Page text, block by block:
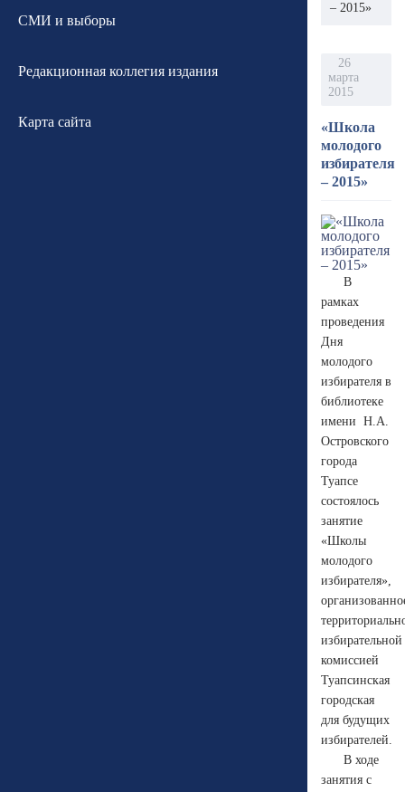
СМИ и выборы
Редакционная коллегия издания
Карта сайта
– 2015»
26
марта
2015
«Школа
молодого
избирателя
– 2015»
В
рамках
проведения
Дня
молодого
избирателя в
библиотеке
имени Н.А.
Островского
города
Туапсе
состоялось
занятие
«Школы
молодого
избирателя»,
избирательной
комиссией
Туапсинская
городская
для будущих
избирателей.
В ходе
занятия с